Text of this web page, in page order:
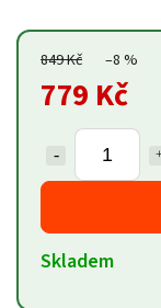
849 Kč –8 %
779 Kč
Skladem